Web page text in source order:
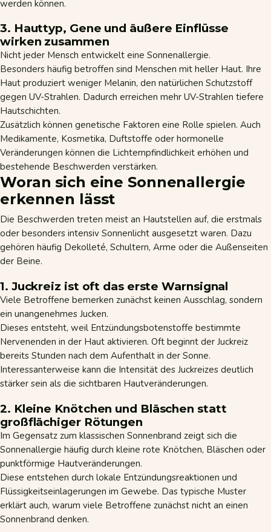
werden können.
3. Hauttyp, Gene und äußere Einflüsse
wirken zusammen
Nicht jeder Mensch entwickelt eine Sonnenallergie.
Besonders häufig betroffen sind Menschen mit heller Haut. Ihre
Haut produziert weniger Melanin, den natürlichen Schutzstoff
gegen UV-Strahlen. Dadurch erreichen mehr UV-Strahlen tiefere
Hautschichten.
Zusätzlich können genetische Faktoren eine Rolle spielen. Auch
Medikamente, Kosmetika, Duftstoffe oder hormonelle
Veränderungen können die Lichtempfindlichkeit erhöhen und
bestehende Beschwerden verstärken.
Woran sich eine Sonnenallergie
erkennen lässt
Die Beschwerden treten meist an Hautstellen auf, die erstmals
oder besonders intensiv Sonnenlicht ausgesetzt waren. Dazu
gehören häufig Dekolleté, Schultern, Arme oder die Außenseiten
der Beine.
1. Juckreiz ist oft das erste Warnsignal
Viele Betroffene bemerken zunächst keinen Ausschlag, sondern
ein unangenehmes Jucken.
Dieses entsteht, weil Entzündungsbotenstoffe bestimmte
Nervenenden in der Haut aktivieren. Oft beginnt der Juckreiz
bereits Stunden nach dem Aufenthalt in der Sonne.
Interessanterweise kann die Intensität des Juckreizes deutlich
stärker sein als die sichtbaren Hautveränderungen.
2. Kleine Knötchen und Bläschen statt
großflächiger Rötungen
Im Gegensatz zum klassischen Sonnenbrand zeigt sich die
Sonnenallergie häufig durch kleine rote Knötchen, Bläschen oder
punktförmige Hautveränderungen.
Diese entstehen durch lokale Entzündungsreaktionen und
Flüssigkeitseinlagerungen im Gewebe. Das typische Muster
erklärt auch, warum viele Betroffene zunächst nicht an einen
Sonnenbrand denken.